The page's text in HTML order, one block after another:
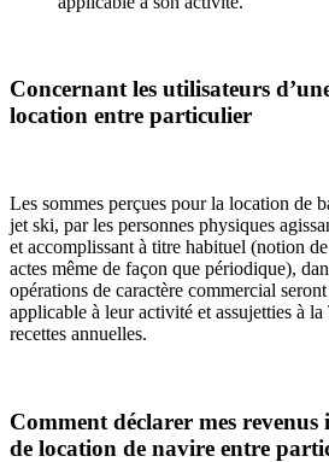
Concernant les utilisateurs
location entre particulier
Les sommes perçues pour la location de
jet ski, par les personnes physiques
et accomplissant à titre habituel (notion
actes même de façon que périodique),
opérations de caractère commercial
applicable à leur activité et assujetties à
recettes annuelles.
Comment déclarer mes revenus
de location de navire entre